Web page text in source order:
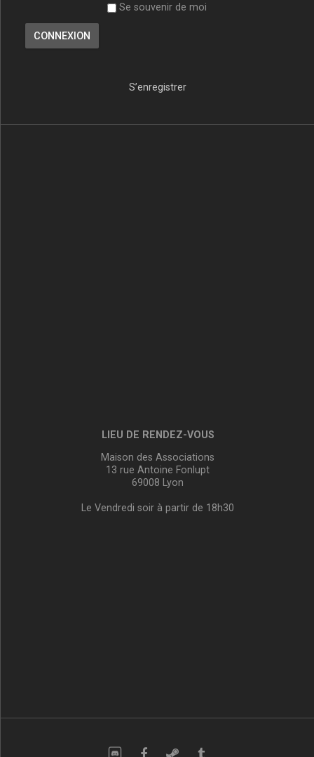
Se souvenir de moi
S’enregistrer
LIEU DE RENDEZ-VOUS
Maison des Associations
13 rue Antoine Fonlupt
69008 Lyon
Le Vendredi soir à partir de 18h30